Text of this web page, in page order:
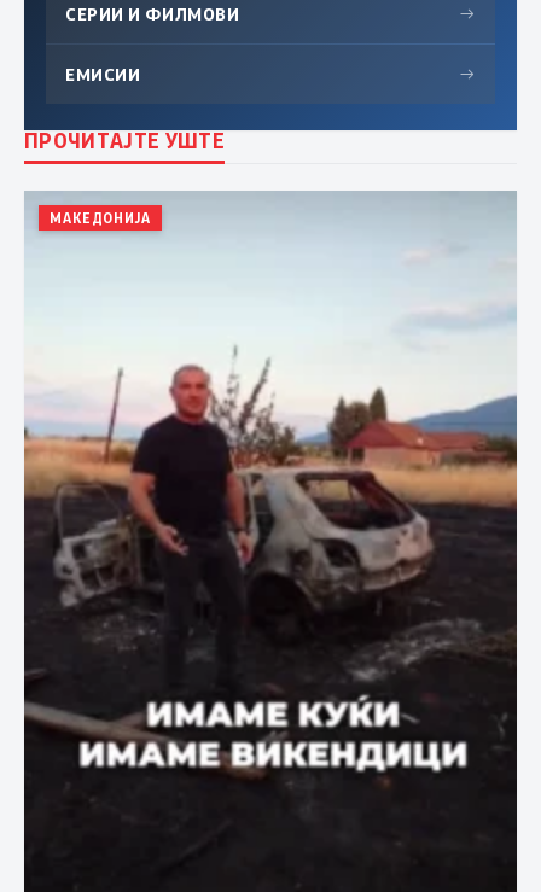
СЕРИИ И ФИЛМОВИ →
ЕМИСИИ →
ПРОЧИТАЈТЕ УШТЕ
МАКЕДОНИЈА